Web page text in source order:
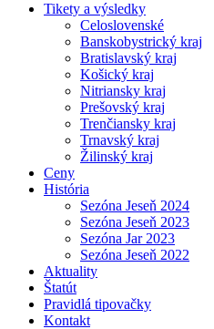
Tikety a výsledky
Celoslovenské
Banskobystrický kraj
Bratislavský kraj
Košický kraj
Nitriansky kraj
Prešovský kraj
Trenčiansky kraj
Trnavský kraj
Žilinský kraj
Ceny
História
Sezóna Jeseň 2024
Sezóna Jeseň 2023
Sezóna Jar 2023
Sezóna Jeseň 2022
Aktuality
Štatút
Pravidlá tipovačky
Kontakt